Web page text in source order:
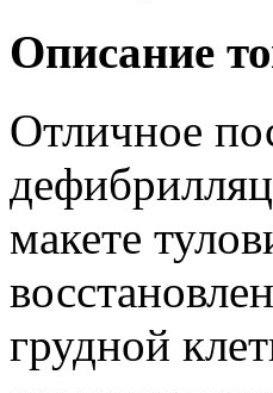
Описание
Отличное
макете
грудной